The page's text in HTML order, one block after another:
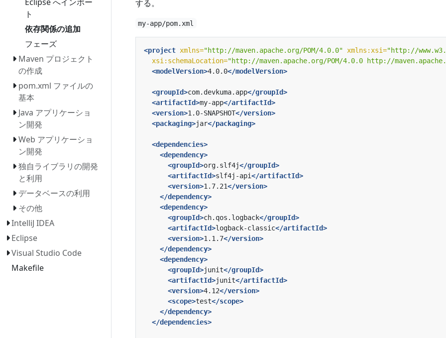
ト
依存関係の追加
フェーズ
Maven プロジェクト
の作成
pom.xml ファイルの
基本
Java アプリケーショ
ン開発
Web アプリケーショ
ン開発
独自ライブラリの開発
と利用
データベースの利用
その他
IntelliJ IDEA
Eclipse
Visual Studio Code
Makefile
する。
my-app/pom.xml
<project xmlns="http://maven.apache.org/POM/4.0.0" xmlns:xsi="http://
xsi:schemaLocation="http://maven.apache.org/POM/4.0.0 http://
<modelVersion>4.0.0</modelVersion>
<groupId>com.devkuma.app</groupId>
<artifactId>my-app</artifactId>
<version>1.0-SNAPSHOT</version>
<packaging>jar</packaging>
<dependencies>
<dependency>
<groupId>org.slf4j</groupId>
<artifactId>slf4j-api</artifactId>
<version>1.7.21</version>
</dependency>
<dependency>
<groupId>ch.qos.logback</groupId>
<artifactId>logback-classic</artifactId>
<version>1.1.7</version>
</dependency>
<dependency>
<groupId>junit</groupId>
<artifactId>junit</artifactId>
<version>4.12</version>
<scope>test</scope>
</dependency>
</dependencies>